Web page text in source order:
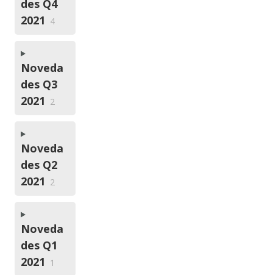
des Q4
2021 4
Noveda
des Q3
2021 2
Noveda
des Q2
2021 2
Noveda
des Q1
2021 1